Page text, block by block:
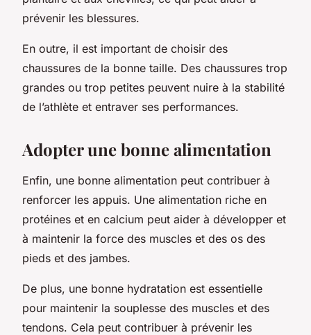
prévenir les blessures.
En outre, il est important de choisir des
chaussures de la bonne taille. Des chaussures trop
grandes ou trop petites peuvent nuire à la stabilité
de l’athlète et entraver ses performances.
Adopter une bonne alimentation
Enfin, une bonne alimentation peut contribuer à
renforcer les appuis. Une alimentation riche en
protéines et en calcium peut aider à développer et
à maintenir la force des muscles et des os des
pieds et des jambes.
De plus, une bonne hydratation est essentielle
pour maintenir la souplesse des muscles et des
tendons. Cela peut contribuer à prévenir les